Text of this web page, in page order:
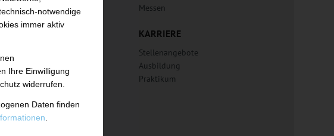
Schulung
Wartung
Ansprechpartner
UTH GmbH Fulda
Messen
KARRIERE
Stellenangebote
Ausbildung
Praktikum
notwendige
immer aktiv
Ihre Einwilligung
widerrufen.
Daten finden